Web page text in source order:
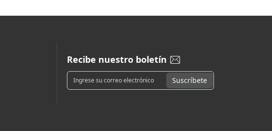
Recibe nuestro boletín